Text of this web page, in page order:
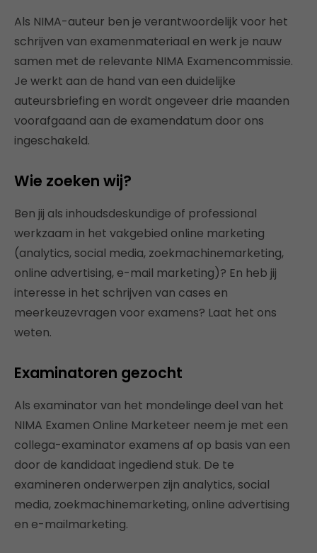
Als NIMA-auteur ben je verantwoordelijk voor het
schrijven van examenmateriaal en werk je nauw
samen met de relevante NIMA Examencommissie.
Je werkt aan de hand van een duidelijke
auteursbriefing en wordt ongeveer drie maanden
voorafgaand aan de examendatum door ons
ingeschakeld.
Wie zoeken wij?
Ben jij als inhoudsdeskundige of professional
werkzaam in het vakgebied online marketing
(analytics, social media, zoekmachinemarketing,
online advertising, e-mail marketing)? En heb jij
interesse in het schrijven van cases en
meerkeuzevragen voor examens? Laat het ons
weten.
Examinatoren gezocht
Als examinator van het mondelinge deel van het
NIMA Examen Online Marketeer neem je met een
collega-examinator examens af op basis van een
door de kandidaat ingediend stuk. De te
examineren onderwerpen zijn analytics, social
media, zoekmachinemarketing, online advertising
en e-mailmarketing.